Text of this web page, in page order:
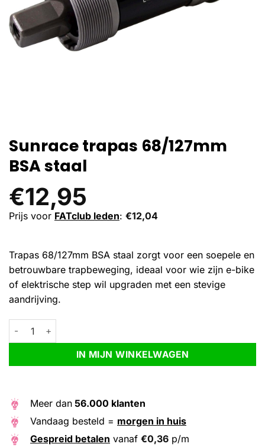
Sunrace trapas 68/127mm
BSA staal
€12,95
Prijs voor FATclub leden: €12,04
Trapas 68/127mm BSA staal zorgt voor een soepele en
betrouwbare trapbeweging, ideaal voor wie zijn e-bike
of elektrische step wil upgraden met een stevige
aandrijving.
Sunrace trapas 68/127mm BSA staal aantal
IN MIJN WINKELWAGEN
Alternative:
Meer dan 56.000 klanten
Vandaag besteld = morgen in huis
Gespreid betalen vanaf €0,36 p/m